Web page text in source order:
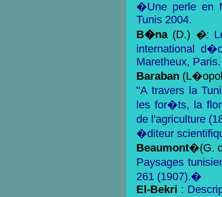
�Une perle en
Tunis 2004.
B�na (D.) �:
international
Maretheux, Paris.
Baraban
"A travers la
les for�ts, la
de l'agriculture
�diteur
Beaumont�(G.
Paysages
261 (1907).�
El-Bekri :